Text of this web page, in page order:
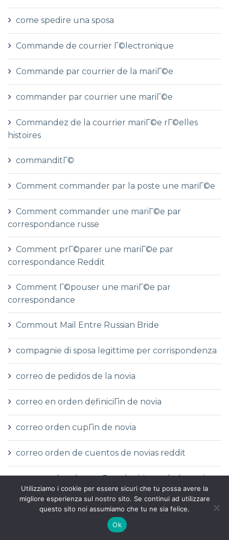
come spedire una sposa
Commande de courrier Г©lectronique
Commande par courrier de la mariГ©e
commander par courrier une mariГ©e
Commandez de la courrier mariГ©e rГ©elles
histoires
commanditГ©
Comment commander par la poste une mariГ©e
Comment commander une mariГ©e par
correspondance russe
Comment prГ©parer une mariГ©e par
correspondance Reddit
Comment Г©pouser une mariГ©e par
correspondance
Commout Mail Entre Russian Bride
compagnie di sposa legittime per corrispondenza
correo de pedidos de la novia
correo en orden definiciГіn de novia
correo orden cupГіn de novia
correo orden de cuentos de novias reddit
correo orden de reseГ±as de sitios web de novias
correo orden novia wikipedia
correo orden sitios de novias reddit
Utilizziamo i cookie per essere sicuri che tu possa avere la
migliore esperienza sul nostro sito. Se continui ad utilizzare
questo sito noi assumiamo che tu ne sia felice.
Ok